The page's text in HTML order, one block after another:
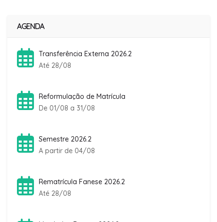
AGENDA
Transferência Externa 2026.2
Até 28/08
Reformulação de Matrícula
De 01/08 a 31/08
Semestre 2026.2
A partir de 04/08
Rematrícula Fanese 2026.2
Até 28/08